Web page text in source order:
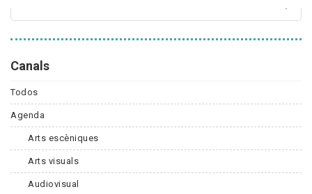
Canals
Todos
Agenda
Arts escèniques
Arts visuals
Audiovisual